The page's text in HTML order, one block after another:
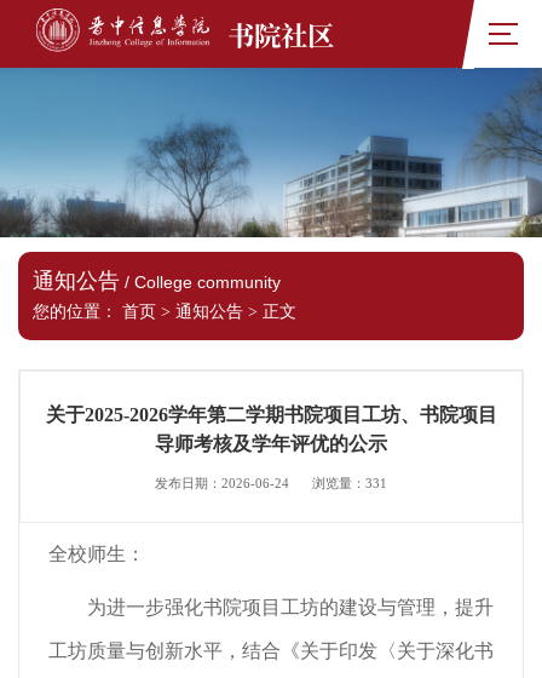
书院社区
通知公告 / College community
您的位置：
首页 > 通知公告 > 正文
关于2025-2026学年第二学期书院项目工坊、书院项目
导师考核及学年评优的公示
发布日期：2026-06-24 浏览量： 331
全校师生：
为进一步强化书院项目工坊的建设与管理，提升
工坊质量与创新水平，结合《关于印发〈关于深化书